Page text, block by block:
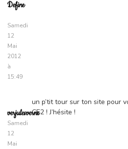
Define
Samedi
12
Mai
2012
à
15:49
verjulesverne
Samedi
12
Mai
un p’tit tour sur ton site pour
CE2 ! J’hésite !